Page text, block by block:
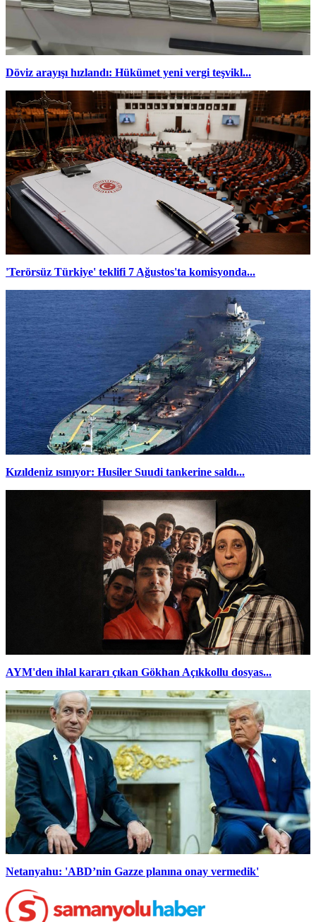
Döviz arayışı hızlandı: Hükümet yeni vergi teşvikl...
'Terörsüz Türkiye' teklifi 7 Ağustos'ta komisyonda...
Kızıldeniz ısınıyor: Husiler Suudi tankerine saldı...
AYM'den ihlal kararı çıkan Gökhan Açıkkollu dosyas...
Netanyahu: 'ABD’nin Gazze planına onay vermedik'